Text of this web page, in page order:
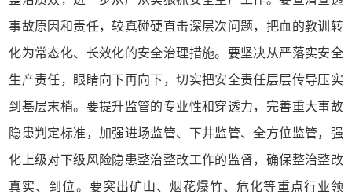
事故原因和责任，较真碰硬直击深层次问题，把血的教训转
化为常态化、长效化的安全治理措施。要坚决从严落实安全
生产责任，眼睛向下再向下，切实把安全责任层层传导压实
到基层末梢。要提升监管的专业性和穿透力，完善重大事故
隐患判定标准，加强进场监管、下井监管、全方位监管，强
化上级对下级风险隐患整治整改工作的监督，确保整治整改
真实、到位。要突出矿山、烟花爆竹、危化等重点行业领